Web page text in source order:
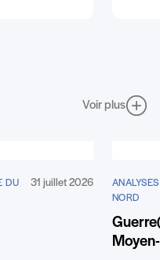
Voir plus
DU
31 juillet 2026
NORD